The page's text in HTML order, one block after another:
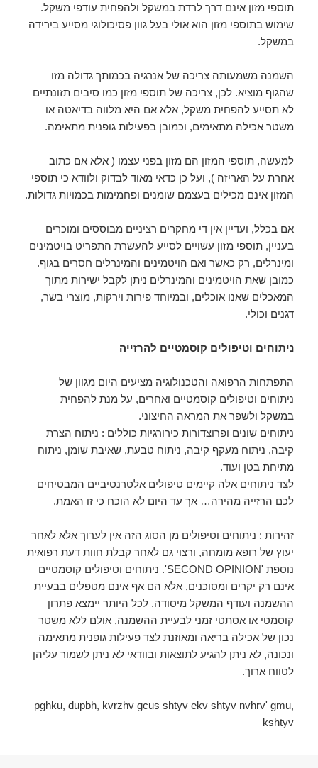
תוספי מזון אינם דרך לרדת במשקל ולהפחית עודפי משקל.
שימוש בתוספי מזון הוא אולי בעל גוון פסיכולוגי מסייע בירידה
במשקל.
השמנה משמעותה צריכה של אנרגיה בכמותך גדולה מזו
שהגוף מוציא. לכן, צריכה של תוספי מזון כמו סיבים תזונתיים
לא תסייע להפחית משקל, אלא אם היא מלווה בדיאטה או
משטר אכילה מתאימים, וכמובן בפעילות גופנית מתאימה.
למעשה, תוספי המזון הם מזון בפני עצמו ( אלא אם כתוב
אחרת על האריזה ), ועל כן כדאי מאוד לבדוק ולוודא כי תוספי
המזון אינם מכילים בעצמם שומנים ופחמימות בכמויות גדולות.
אם בכלל, ועדיין אין די מחקרים רציניים מבוססים ומוכרים
בעניין, תוספי מזון עשויים לסייע להעשרת התפריט בויטמינים
ומינרלים, רק כאשר ואם הויטמינים והמינרלים חסרים בגוף.
כמובן שאת הויטמינים והמינרלים ניתן לקבל ישירות מתוך
המאכלים שאנו אוכלים, ובמיוחד פירות וירקות, מוצרי בשר,
דגנים וכולי.
ניתוחים וטיפולים קוסמטיים להרזייה
התפתחות הרפואה והטכנולוגיה מציעים היום מגוון של
ניתוחים וטיפולים קוסמטיים ואחרים, על מנת להפחית
במשקל ולשפר את המראה החיצוני.
ניתוחים שונים ופרוצדורות כירורגיות כוללים : ניתוח הצרת
קיבה, ניתוח מעקף קיבה, ניתוח טבעת, שאיבת שומן, ניתוח
מתיחת בטן ועוד.
לצד ניתוחים אלה קיימים טיפולים אלטרנטיביים המבטיחים
לכם הרזייה מהירה… אך עד היום לא הוכח כי זו האמת.
זהירות : ניתוחים וטיפולים מן הסוג הזה אין לערוך אלא לאחר
יעוץ של רופא מומחה, ורצוי גם לאחר קבלת חוות דעת רפואית
נוספת 'SECOND OPINION'. ניתוחים וטיפולים קוסמטיים
אינם רק יקרים ומסוכנים, אלא הם אף אינם מטפלים בבעיית
ההשמנה ועודף המשקל מיסודה. לכל היותר יימצא פתרון
קוסמטי או אסתטי זמני לבעיית ההשמנה, אולם ללא משטר
נכון של אכילה בריאה ומאוזנת לצד פעילות גופנית מתאימה
ונכונה, לא ניתן להגיע לתוצאות ובוודאי לא ניתן לשמור עליהן
לטווח ארוך.
pghku, dupbh, kvrzhv gcus shtyv ekv shtyv nvhrv' gmu,
kshtyv